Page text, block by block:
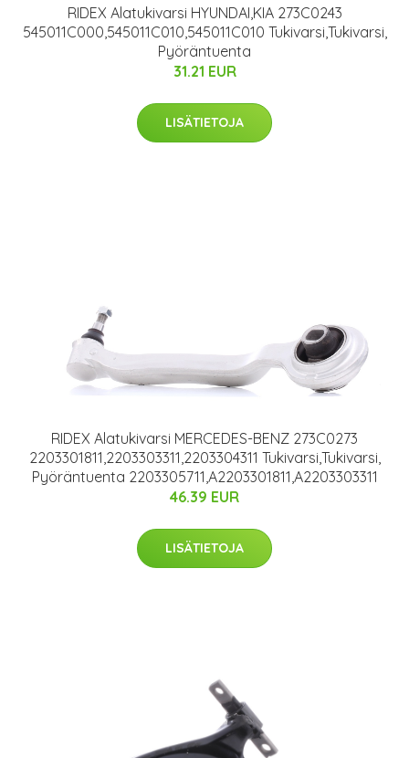
RIDEX Alatukivarsi HYUNDAI,KIA 273C0243
545011C000,545011C010,545011C010 Tukivarsi,Tukivarsi,
Pyöräntuenta
31.21 EUR
LISÄTIETOJA
RIDEX Alatukivarsi MERCEDES-BENZ 273C0273
2203301811,2203303311,2203304311 Tukivarsi,Tukivarsi,
Pyöräntuenta 2203305711,A2203301811,A2203303311
46.39 EUR
LISÄTIETOJA